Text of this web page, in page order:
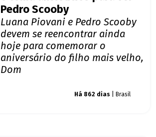
Pedro Scooby
Luana Piovani e Pedro Scooby
devem se reencontrar ainda
hoje para comemorar o
aniversário do filho mais velho,
Dom
Há 862 dias | Brasil